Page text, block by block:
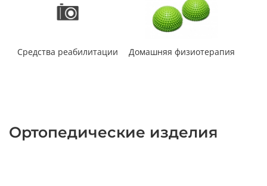
Средства реабилитации Домашняя физиотерапия
Ортопедические изделия